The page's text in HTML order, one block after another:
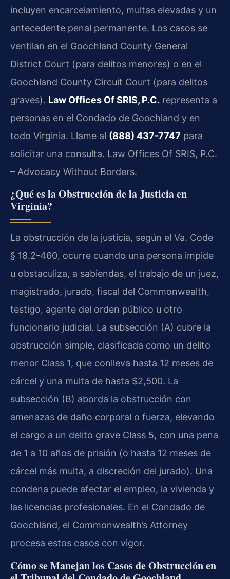
incluyen encarcelamiento, multas elevadas y un
antecedente penal permanente. Los casos se
ventilan en el Goochland County General
District Court (para delitos menores) o en el
Goochland County Circuit Court (para delitos
graves). Law Offices Of SRIS, P.C. representa a
personas en el Condado de Goochland y en
todo Virginia. Llame al (888) 437-7747 para
solicitar una consulta. Law Offices Of SRIS, P.C.
– Advocacy Without Borders.
¿Qué es la Obstrucción de la Justicia en
Virginia?
La obstrucción de la justicia, según el Va. Code
§ 18.2-460, ocurre cuando una persona impide
u obstaculiza, a sabiendas, el trabajo de un juez,
magistrado, jurado, fiscal del Commonwealth,
testigo, agente del orden público u otro
funcionario judicial. La subsección (A) cubre la
obstrucción simple, clasificada como un delito
menor Class 1, que conlleva hasta 12 meses de
cárcel y una multa de hasta $2,500. La
subsección (B) aborda la obstrucción con
amenazas de daño corporal o fuerza, elevando
el cargo a un delito grave Class 5, con una pena
de 1 a 10 años de prisión (o hasta 12 meses de
cárcel más multa, a discreción del jurado). Una
condena puede afectar el empleo, la vivienda y
las licencias profesionales. En el Condado de
Goochland, el Commonwealth’s Attorney
procesa estos casos con vigor.
Cómo se Manejan los Casos de Obstrucción en